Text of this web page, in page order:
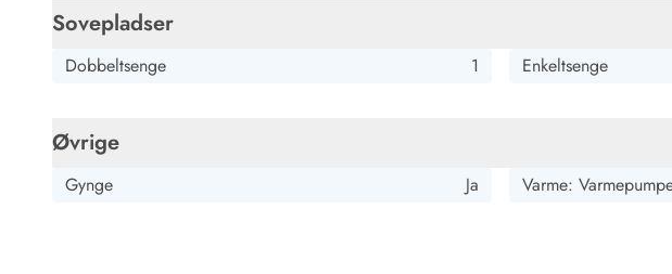
Sovepladser
Dobbeltsenge 1 Enkeltsenge
Øvrige
Gynge Ja Varme: